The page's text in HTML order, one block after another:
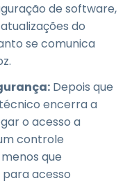
de software,
do
se comunica
Depois que
encerra a
o acesso a
controle
que
acesso